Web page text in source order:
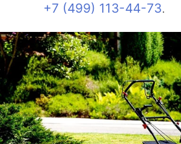
+7 (499) 113-44-73.